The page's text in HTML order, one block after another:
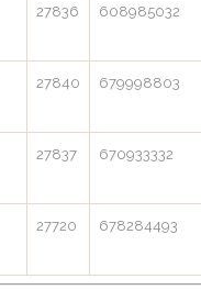
27836
608985032
27840
679998803
27837 670933332
27720 678284493